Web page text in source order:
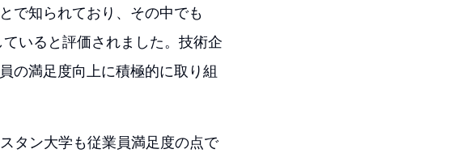
で知られており、その中でも
いると評価されました。技術企
の満足度向上に積極的に取り組
タン大学も従業員満足度の点で